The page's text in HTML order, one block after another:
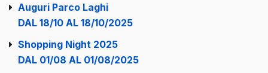
Auguri Parco Laghi
DAL 18/10 AL 18/10/2025
Shopping Night 2025
DAL 01/08 AL 01/08/2025